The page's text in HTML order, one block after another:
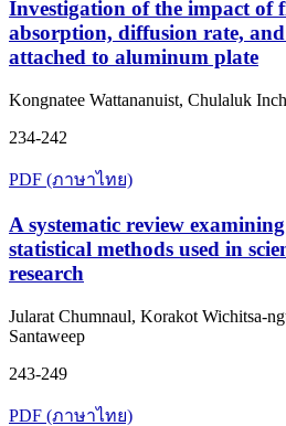
Investigation of the impact of
absorption, diffusion rate,
attached to aluminum plate
Kongnatee Wattananuist, Chulaluk
234-242
PDF (ภาษาไทย)
A systematic review
statistical methods used in
research
Jularat Chumnaul, Korakot Wichitsa-
Santaweep
243-249
PDF (ภาษาไทย)